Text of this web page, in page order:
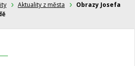
Aktuality z města
Obrazy Josefa